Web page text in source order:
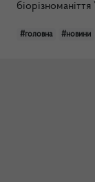
біорізноманіття
#головна #новини